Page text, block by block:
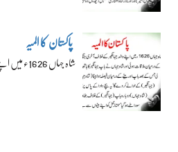
پاکستان کا المیہ
شاہ جہاں 1626ء میں اپنے والد جہانگیر کے خلاف آخری…